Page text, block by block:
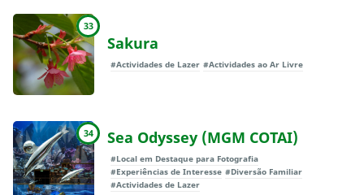
33
Sakura
#Actividades de Lazer #Actividades ao Ar Livre
34 Sea Odyssey (MGM COTAI)
#Local em Destaque para Fotografia
#Experiências de Interesse #Diversão Familiar
#Actividades de Lazer